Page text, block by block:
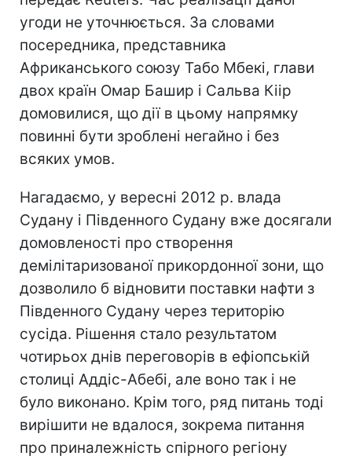
угоди не уточнюється. За словами
посередника, представника
Африканського союзу Табо Мбекі, глави
двох країн Омар Башир і Сальва Кіір
домовилися, що дії в цьому напрямку
повинні бути зроблені негайно і без
всяких умов.
Нагадаємо, у вересні 2012 р. влада
Судану і Південного Судану вже досягали
домовленості про створення
демілітаризованої прикордонної зони, що
дозволило б відновити поставки нафти з
Південного Судану через територію
сусіда. Рішення стало результатом
чотирьох днів переговорів в ефіопській
столиці Аддіс-Абебі, але воно так і не
було виконано. Крім того, ряд питань тоді
вирішити не вдалося, зокрема питання
про приналежність спірного регіону